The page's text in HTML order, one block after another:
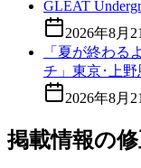
GLEAT
2026年8月
「夏が終わる
チ」東京･上
2026年8月
掲載情報の